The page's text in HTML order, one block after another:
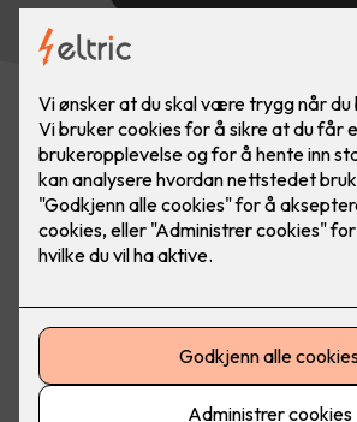
Belysning gjør mye for et rom, det
atmosfære. Med belysning er det kun
stopper deg. Bilde: SG